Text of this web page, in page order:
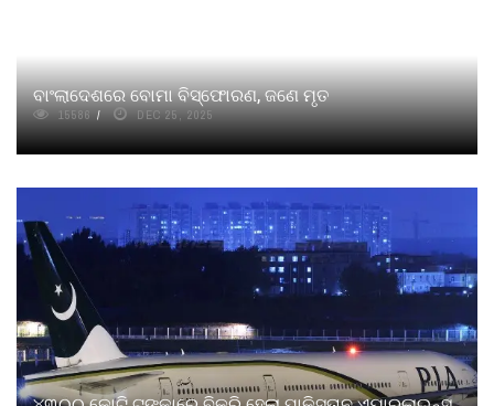
ବାଂଲାଦେଶରେ ବୋମା ବିସ୍ଫୋରଣ, ଜଣେ ମୃତ
15586 DEC 25, 2025